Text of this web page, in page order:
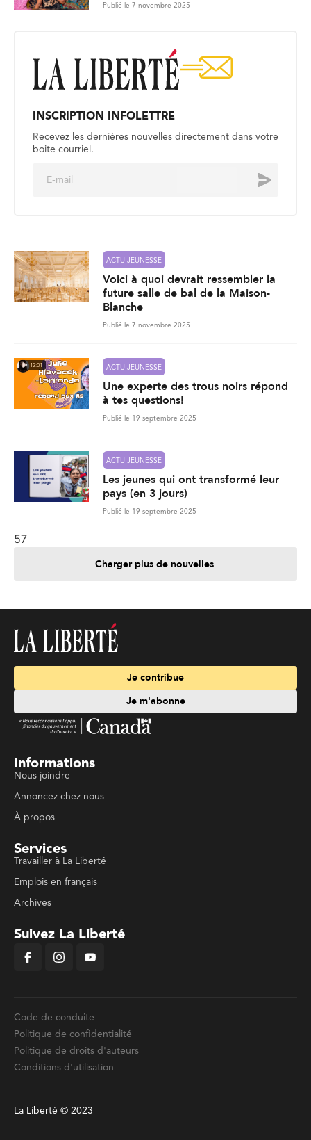
Publié le 7 novembre 2025
INSCRIPTION INFOLETTRE
Recevez les dernières nouvelles directement dans votre
boite courriel.
Envoyer
ACTU JEUNESSE
Voici à quoi devrait ressembler la
future salle de bal de la Maison-
Blanche
Publié le 7 novembre 2025
12:01 ACTU JEUNESSE
Une experte des trous noirs répond
à tes questions!
Publié le 19 septembre 2025
ACTU JEUNESSE
Les jeunes qui ont transformé leur
pays (en 3 jours)
Publié le 19 septembre 2025
57
Charger plus de nouvelles
Je contribue
Je m'abonne
Informations
Nous joindre
Annoncez chez nous
À propos
Services
Travailler à La Liberté
Emplois en français
Archives
Suivez La Liberté
Code de conduite
Politique de confidentialité
Politique de droits d'auteurs
Conditions d'utilisation
La Liberté © 2023